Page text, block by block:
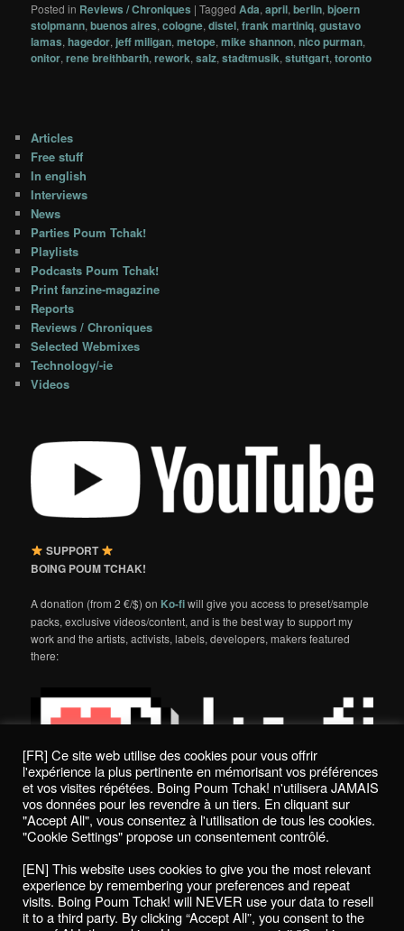
Posted in Reviews / Chroniques |Tagged Ada,april,berlin,bjoern
stolpmann,buenos aires,cologne,distel,frank martiniq,gustavo
lamas,hagedor, jeff miligan,metope,mike shannon,nico purman,
onitor,rene breithbarth,rework,salz,stadtmusik,stuttgart,toronto
Articles
Free stuff
In english
Interviews
News
Parties Poum Tchak!
Playlists
Podcasts Poum Tchak!
Print fanzine-magazine
Reports
Reviews / Chroniques
Selected Webmixes
Technology/-ie
Videos
SUPPORT
BOING POUM TCHAK!
A donation (from 2 €/$) on Ko-fiwill give you access to preset/sample
packs, exclusive videos/content, and is the best way to support my
work and the artists, activists, labels, developers, makers featured
there:
Politique de confidentialité / Privacy Policy
Boing Poum Tchak! - 2022
[FR] Ce site web utilise des cookies pour vous offrir
l'expérience la plus pertinente en mémorisant vos préférences
et vos visites répétées. Boing Poum Tchak! n'utilisera JAMAIS
vos données pour les revendre à un tiers. En cliquant sur
"Accept All", vous consentez à l'utilisation de tous les cookies.
"Cookie Settings" propose un consentement contrôlé.
[EN] This website uses cookies to give you the most relevant
experience by remembering your preferences and repeat
visits. Boing Poum Tchak! will NEVER use your data to resell
it to a third party. By clicking “Accept All”, you consent to the